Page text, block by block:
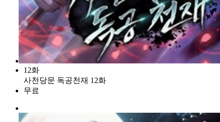
12화
사천당문 독공천재 12화
무료